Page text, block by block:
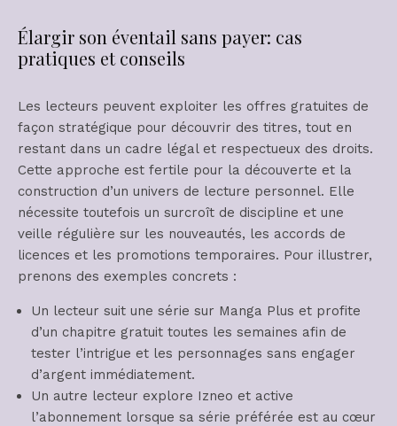
Élargir son éventail sans payer: cas
pratiques et conseils
Les lecteurs peuvent exploiter les offres gratuites de
façon stratégique pour découvrir des titres, tout en
restant dans un cadre légal et respectueux des droits.
Cette approche est fertile pour la découverte et la
construction d’un univers de lecture personnel. Elle
nécessite toutefois un surcroît de discipline et une
veille régulière sur les nouveautés, les accords de
licences et les promotions temporaires. Pour illustrer,
prenons des exemples concrets :
Un lecteur suit une série sur Manga Plus et profite
d’un chapitre gratuit toutes les semaines afin de
tester l’intrigue et les personnages sans engager
d’argent immédiatement.
Un autre lecteur explore Izneo et active
l’abonnement lorsque sa série préférée est au cœur